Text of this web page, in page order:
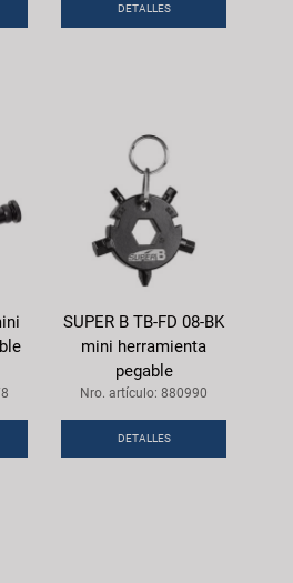
DETALLES
SUPER B TB-FD 08-BK
mini herramienta
pegable
Nro. artículo: 880990
DETALLES